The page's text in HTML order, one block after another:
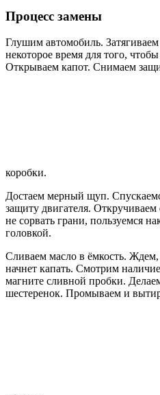
Процесс замены
Глушим автомобиль.
некоторое время для того,
Открываем капот. Снимаем
коробки.
Достаем мерный щуп.
защиту двигателя.
не сорвать грани, пользуемся
головкой.
Сливаем масло в ёмкость. Ждем,
начнет капать. Смотрим
магните сливной пробки.
шестеренок. Промываем и